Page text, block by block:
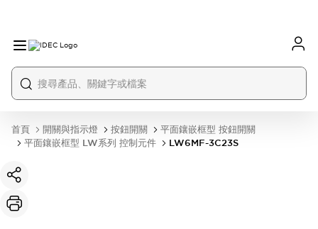
首頁 開關與指示燈 按鈕開關
平面鑲嵌框型 按鈕開關
平面鑲嵌框型 LW系列 控制元件
LW6MF-3C23S